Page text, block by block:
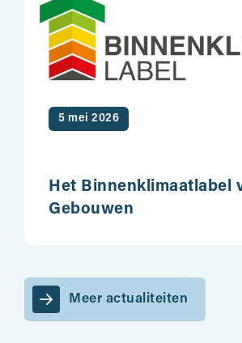
5 mei 2026
Het Binnenklimaatlabel
Gebouwen
Meer actualiteiten